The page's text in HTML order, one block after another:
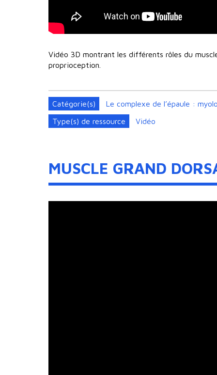
Vidéo 3D montrant les différents rôles du
proprioception.
Catégorie(s) Le complexe de l’épaule :
Type(s) de ressource Vidéo
MUSCLE GRAND